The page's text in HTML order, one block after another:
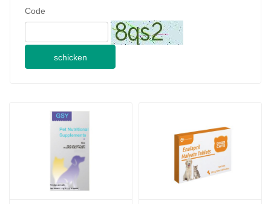
Code
schicken